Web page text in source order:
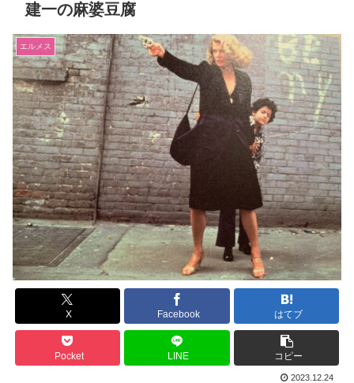
建一の麻婆豆腐
エルメス
X Facebook はてブ
Pocket LINE コピー
2023.12.24